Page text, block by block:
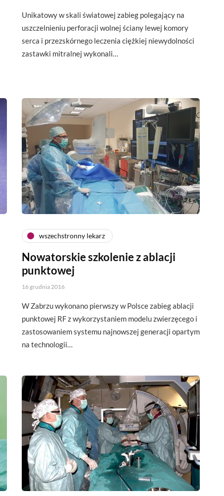
Unikatowy w skali światowej zabieg polegający na
uszczelnieniu perforacji wolnej ściany lewej komory
serca i przezskórnego leczenia ciężkiej niewydolności
zastawki mitralnej wykonali…
wszechstronny lekarz
Nowatorskie szkolenie z ablacji
punktowej
16 grudnia 2016
W Zabrzu wykonano pierwszy w Polsce zabieg ablacji
punktowej RF z wykorzystaniem modelu zwierzęcego i
zastosowaniem systemu najnowszej generacji opartym
na technologii…